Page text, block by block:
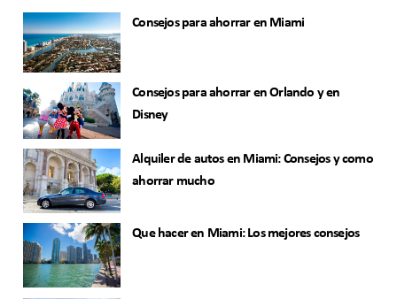
Consejos para ahorrar en Miami
Consejos para ahorrar en Orlando y en
Disney
Alquiler de autos en Miami: Consejos y como
ahorrar mucho
Que hacer en Miami: Los mejores consejos